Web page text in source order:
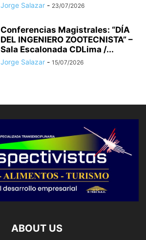
Jorge Salazar - 23/07/2026
Conferencias Magistrales: “DÍA
DEL INGENIERO ZOOTECNISTA” –
Sala Escalonada CDLima /...
Jorge Salazar - 15/07/2026
ABOUT US